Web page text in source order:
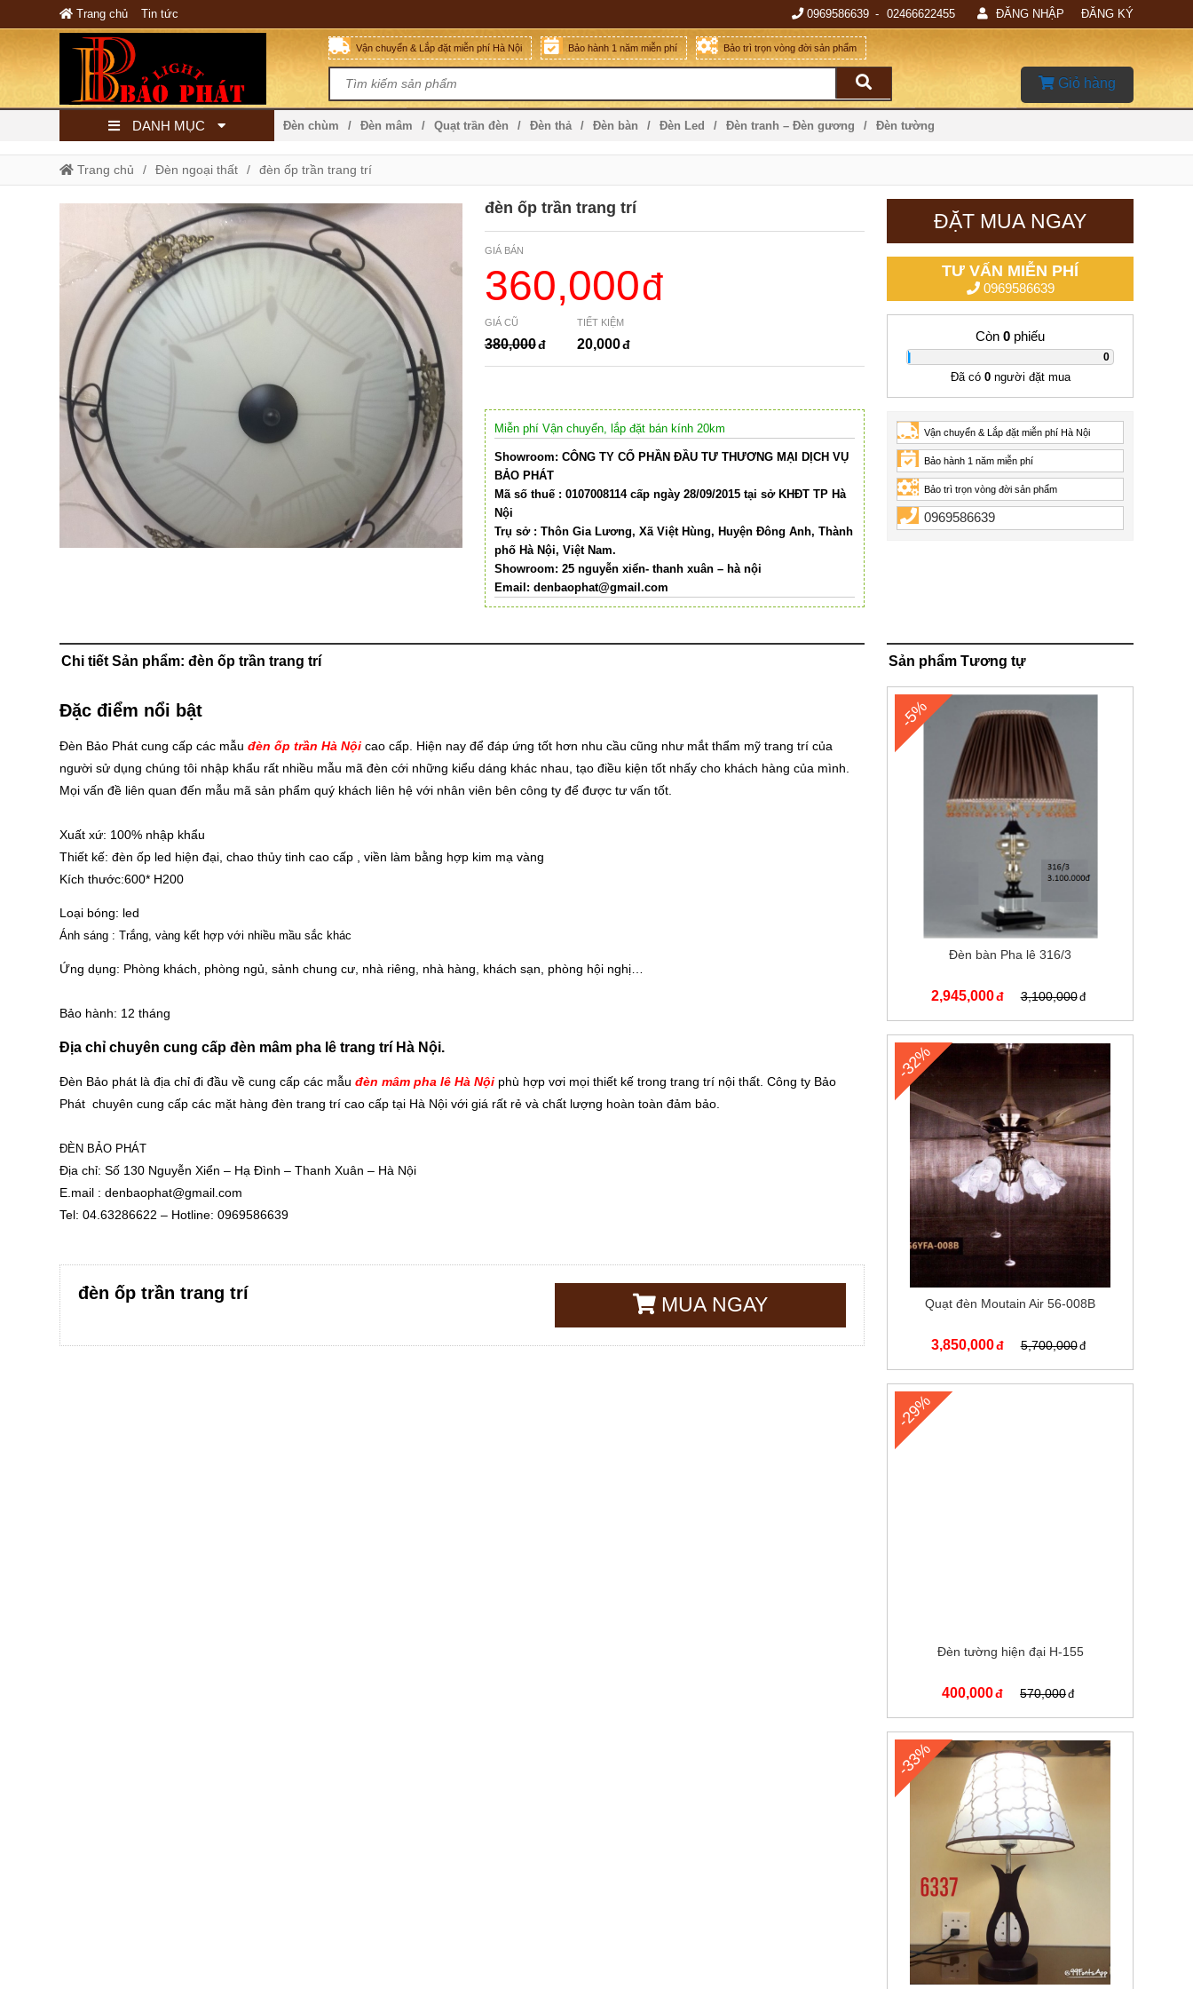
Trang chủ Tin tức 0969586639 02466622455 ĐĂNG NHẬP ĐĂNG KÝ
Vận chuyển & Lắp đặt miễn phí Hà Nội Bảo hành 1 năm miễn phí Bảo trì trọn vòng đời sản phẩm
Giỏ hàng
DANH MỤC Đèn chùm Đèn mâm Quạt trần đèn Đèn thả Đèn bàn Đèn Led Đèn tranh – Đèn gương Đèn tường
Trang chủ Đèn ngoại thất đèn ốp trần trang trí
đèn ốp trần trang trí
GIÁ BÁN
360,000
GIÁ CŨ
380,000
TIẾT KIỆM
20,000
Miễn phí Vận chuyển, lắp đặt bán kính 20km
Showroom: CÔNG TY CỔ PHẦN ĐẦU TƯ THƯƠNG MẠI DỊCH VỤ
BẢO PHÁT
Mã số thuế : 0107008114 cấp ngày 28/09/2015 tại sở KHĐT TP Hà
Nội
Trụ sở : Thôn Gia Lương, Xã Việt Hùng, Huyện Đông Anh, Thành
phố Hà Nội, Việt Nam.
Showroom: 25 nguyễn xiển- thanh xuân – hà nội
Email: denbaophat@gmail.com
ĐẶT MUA NGAY
TƯ VẤN MIỄN PHÍ
0969586639
Còn0 phiếu
0
Đã có 0người đặt mua
Vận chuyển & Lắp đặt miễn phí Hà Nội
Bảo hành 1 năm miễn phí
Bảo trì trọn vòng đời sản phẩm
0969586639
Chi tiết Sản phẩm: đèn ốp trần trang trí
Đặc điểm nổi bật
Đèn Bảo Phát cung cấp các mẫuđèn ốp trần Hà Nội cao cấp. Hiện nay để đáp ứng tốt hơn nhu cầu cũng như mắt thẩm mỹ trang trí của
người sử dụng chúng tôi nhập khẩu rất nhiều mẫu mã đèn cới những kiểu dáng khác nhau, tạo điều kiện tốt nhấy cho khách hàng của mình.
Mọi vấn đề liên quan đến mẫu mã sản phẩm quý khách liên hệ với nhân viên bên công ty để được tư vấn tốt.
Xuất xứ: 100% nhập khẩu
Thiết kế: đèn ốp led hiện đại, chao thủy tinh cao cấp , viền làm bằng hợp kim mạ vàng
Kích thước:600* H200
Loại bóng: led
Ánh sáng : Trắng, vàng kết hợp với nhiều mầu sắc khác
Ứng dụng: Phòng khách, phòng ngủ, sảnh chung cư, nhà riêng, nhà hàng, khách sạn, phòng hội nghị…
Bảo hành: 12 tháng
Địa chỉ chuyên cung cấp đèn mâm pha lê trang trí Hà Nội.
Đèn Bảo phát là địa chỉ đi đầu về cung cấp các mẫuđèn mâm pha lê Hà Nội phù hợp vơi mọi thiết kế trong trang trí nội thất. Công ty Bảo
Phát chuyên cung cấp các mặt hàng đèn trang trí cao cấp tại Hà Nội với giá rất rẻ và chất lượng hoàn toàn đảm bảo.
ĐÈN BẢO PHÁT
Địa chỉ: Số 130 Nguyễn Xiển – Hạ Đình – Thanh Xuân – Hà Nội
E.mail :denbaophat@gmail.com
Tel: 04.63286622 – Hotline: 0969586639
đèn ốp trần trang trí
MUA NGAY
Sản phẩm Tương tự
-5%
Đèn bàn Pha lê 316/3
2,945,000 3,100,000
-32%
Quạt đèn Moutain Air 56-008B
3,850,000 5,700,000
-29%
Đèn tường hiện đại H-155
400,000 570,000
-33%